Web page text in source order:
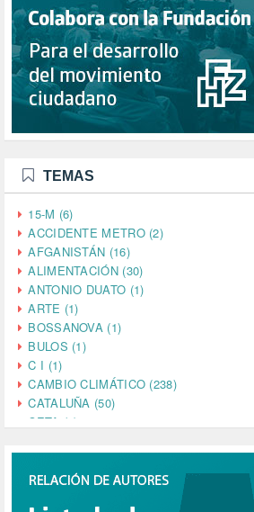
TEMAS
15-M (6)
ACCIDENTE METRO (2)
AFGANISTÁN (16)
ALIMENTACIÓN (30)
ANTONIO DUATO (1)
ARTE (1)
BOSSANOVA (1)
BULOS (1)
C I (1)
CAMBIO CLIMÁTICO (238)
CATALUÑA (50)
CETA (2)
CINE (35)